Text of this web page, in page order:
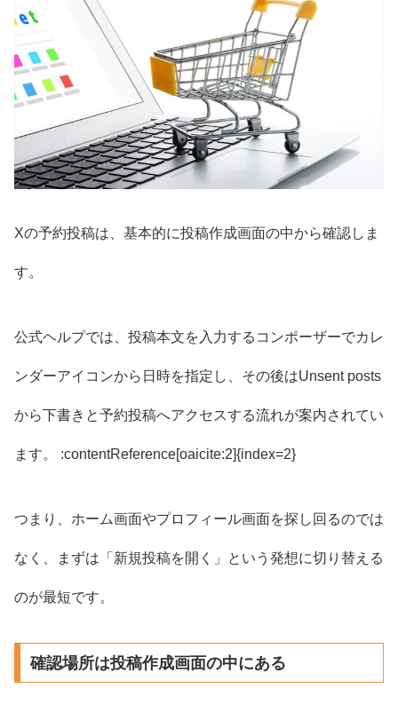
Xの予約投稿は、基本的に投稿作成画面の中から確認しま
す。
公式ヘルプでは、投稿本文を入力するコンポーザーでカレ
ンダーアイコンから日時を指定し、その後はUnsent posts
から下書きと予約投稿へアクセスする流れが案内されてい
ます。 :contentReference[oaicite:2]{index=2}
つまり、ホーム画面やプロフィール画面を探し回るのでは
なく、まずは「新規投稿を開く」という発想に切り替える
のが最短です。
確認場所は投稿作成画面の中にある